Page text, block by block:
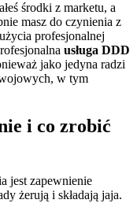
środki z marketu, a
masz do czynienia z
profesjonalnej
usługa DDD
jako jedyna radzi
w tym
i co zrobić
jest zapewnienie
żerują i składają jaja.